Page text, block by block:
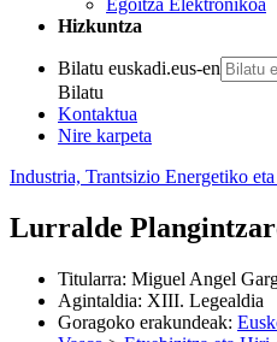
Egoitza Elektronikoa
Hizkuntza
Bilatu euskadi.eus-en
Bilatu
Kontaktua
Nire karpeta
Industria, Trantsizio Energetiko eta
Lurralde
Titularra: Miguel Angel
Agintaldia: XIII. Legealdia
Goragoko erakundeak: